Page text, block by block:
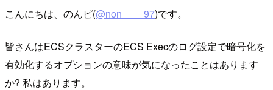
こんにちは、のんピ(@non____97)です。
皆さんはECSクラスターのECS Execのログ設定で暗号化を
有効化するオプションの意味が気になったことはあります
か? 私はあります。